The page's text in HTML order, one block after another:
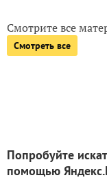
Смотрите все
Смотреть все
Попробуйте
помощью